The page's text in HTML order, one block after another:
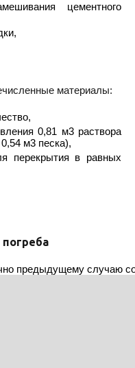
цементного
материалы:
0,81 м3 раствора
м3 песка),
перекрытия в равных
предыдущему случаю